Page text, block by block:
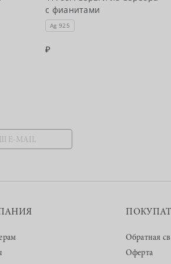
с фианитами
Ag 925
Обратная
Оферта